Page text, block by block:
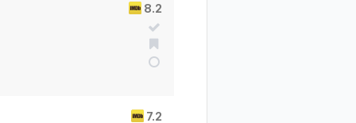
8.2
7.2